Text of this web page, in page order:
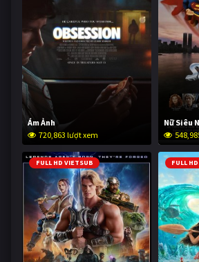
Ám Ảnh
720,863 lượt xem
Nữ Siêu
FULL HD VIETSUB FULL